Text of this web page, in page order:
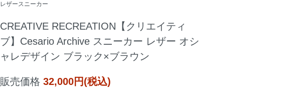
レザースニーカー
CREATIVE RECREATION【クリエイティ
ブ】Cesario Archive スニーカー レザー オシ
ャレデザイン ブラック×ブラウン
販売価格 32,000円(税込)